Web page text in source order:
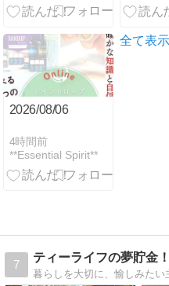
との不
2026/08/06
4時間前
**Essential Spirit**
全て表示
7
ティーライフの夢貯金！